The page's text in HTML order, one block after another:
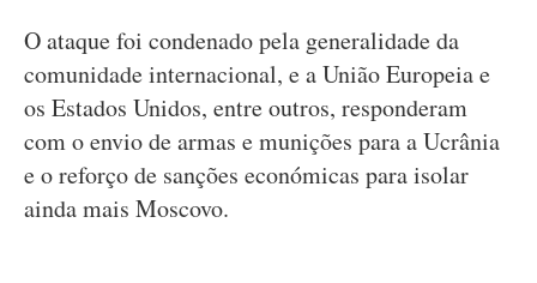
O ataque foi condenado pela generalidade da
comunidade internacional, e a União Europeia e
os Estados Unidos, entre outros, responderam
com o envio de armas e munições para a Ucrânia
e o reforço de sanções económicas para isolar
ainda mais Moscovo.